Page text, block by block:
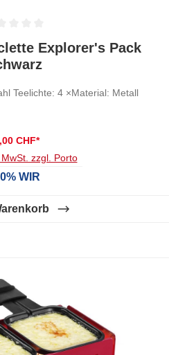
von 0 von 5 Sternen
Explorer's Pack
Teelichte: 4 ×Material: Metall
CHF*
zzgl. Porto
WIR